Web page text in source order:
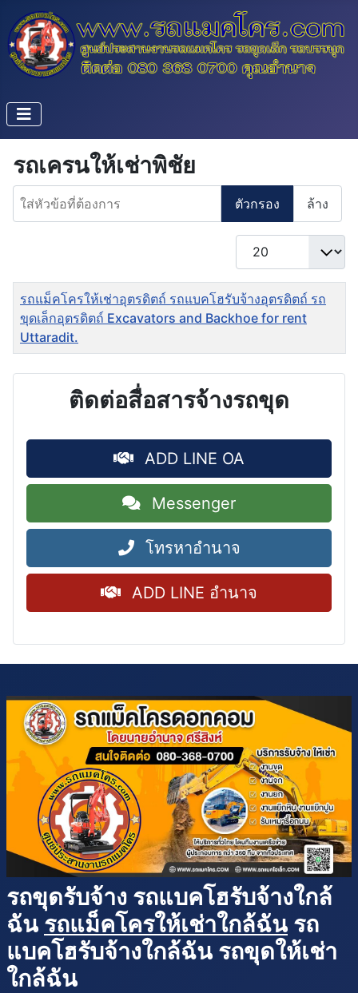
รถเครนให้เช่าพิชัย
ใส่หัวข้อที่ต้องการ
ตัวกรอง ล้าง
แสดง #
ชื่อ
รถแม็คโครให้เช่าอุตรดิตถ์ รถแบคโฮรับจ้างอุตรดิตถ์ รถ
ขุดเล็กอุตรดิตถ์ Excavators and Backhoe for rent
Uttaradit.
ติดต่อสื่อสารจ้างรถขุด
ADD LINE OA
Messenger
โทรหาอำนาจ
ADD LINE อำนาจ
รถขุดรับจ้าง รถแบคโฮรับจ้างใกล้
ฉัน รถแม็คโครให้เช่าใกล้ฉัน รถ
แบคโฮรับจ้างใกล้ฉัน รถขุดให้เช่า
ใกล้ฉัน